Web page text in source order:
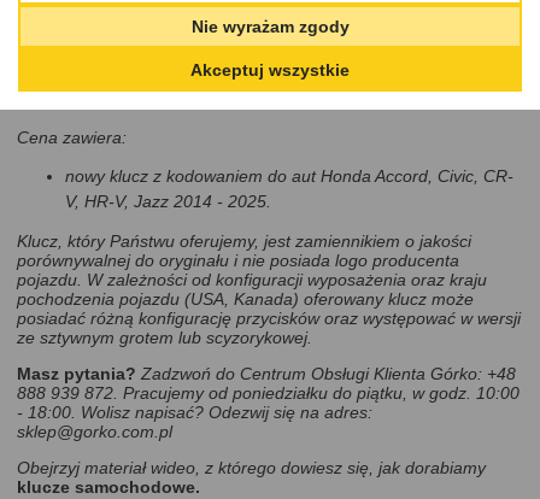
800,00 PLN
Cena zawiera:
nowy klucz z kodowaniem do aut Honda Accord, Civic, CR-
V, HR-V, Jazz 2014 - 2025.
Klucz, który Państwu oferujemy, jest zamiennikiem o jakości
porównywalnej do oryginału i nie posiada logo producenta
pojazdu. W zależności od konfiguracji wyposażenia oraz kraju
pochodzenia pojazdu (USA, Kanada) oferowany klucz może
posiadać różną konfigurację przycisków oraz występować w wersji
ze sztywnym grotem lub scyzorykowej.
Masz pytania? Zadzwoń do Centrum Obsługi Klienta Górko: +48
888 939 872. Pracujemy od poniedziałku do piątku, w godz. 10:00
- 18:00. Wolisz napisać? Odezwij się na adres:
sklep@gorko.com.pl
Obejrzyj materiał wideo, z którego dowiesz się, jak dorabiamy
klucze samochodowe.
Nie wyrażam zgody
Akceptuj wszystkie